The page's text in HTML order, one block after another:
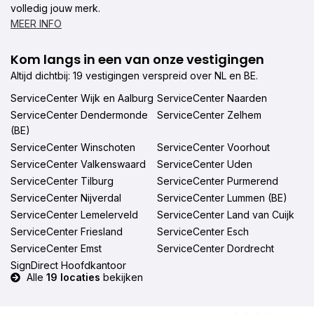
volledig jouw merk.
MEER INFO
Kom langs in een van onze vestigingen
Altijd dichtbij: 19 vestigingen verspreid over NL en BE.
ServiceCenter Wijk en Aalburg ServiceCenter Naarden
ServiceCenter Dendermonde
(BE)
ServiceCenter Zelhem
ServiceCenter Winschoten
ServiceCenter Voorhout
ServiceCenter Valkenswaard
ServiceCenter Uden
ServiceCenter Tilburg
ServiceCenter Purmerend
ServiceCenter Nijverdal
ServiceCenter Lummen (BE)
ServiceCenter Lemelerveld
ServiceCenter Land van Cuijk
ServiceCenter Friesland
ServiceCenter Esch
ServiceCenter Emst
ServiceCenter Dordrecht
SignDirect Hoofdkantoor
Alle 19 locaties bekijken